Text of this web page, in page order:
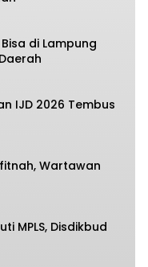
di Lampung
IJD 2026 Tembus
Wartawan
Disdikbud